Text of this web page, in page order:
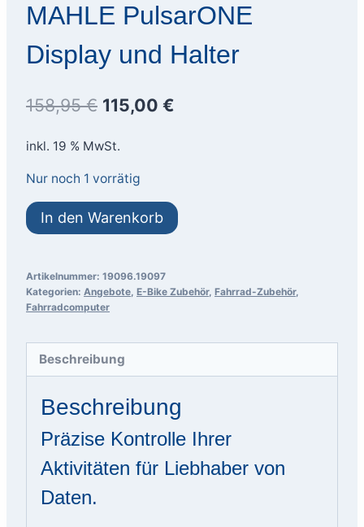
MAHLE PulsarONE
Display und Halter
158,95€ Ursprünglicher
158,95 €
115,00 €
inkl. 19 % MwSt.
Nur noch 1 vorrätig
MAHLE
PulsarONE
und
Halter
In den Warenkorb
Artikelnummer: 19096.19097
Kategorien: Angebote, E-Bike Zubehör, Fahrrad-Zubehör,
Fahrradcomputer
Beschreibung
Beschreibung
Präzise Kontrolle Ihrer
Aktivitäten für Liebhaber von
Daten.